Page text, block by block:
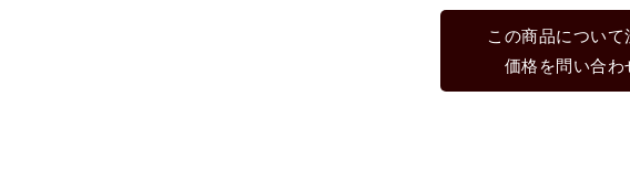
この商品について
価格を問い合わ